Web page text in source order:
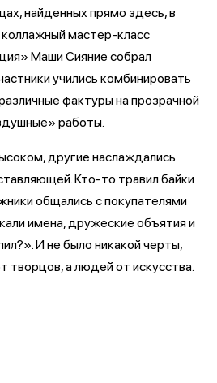
найденных прямо здесь, в
мастер-класс
Маши Сияние собрал
учились комбинировать
фактуры на прозрачной
работы.
другие наслаждались
Кто-то травил байки
общались с покупателями
имена, дружеские объятия и
И не было никакой черты,
творцов, а людей от искусства.